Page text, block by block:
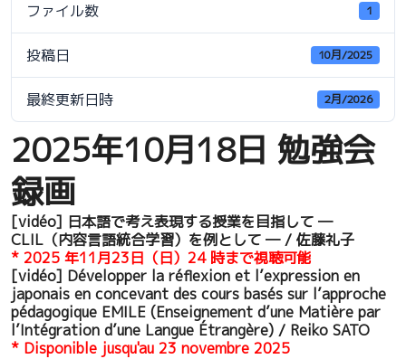
ファイル数 1
投稿日 10月/2025
最終更新日時 2月/2026
2025年10月18日 勉強会
録画
[vidéo] 日本語で考え表現する授業を目指して ―
CLIL（内容言語統合学習）を例として ― / 佐藤礼子
* 2025 年11月23日（日）24 時まで視聴可能
[vidéo] Développer la réflexion et l’expression en
japonais en concevant des cours basés sur l’approche
pédagogique EMILE (Enseignement d’une Matière par
l’Intégration d’une Langue Étrangère) / Reiko SATO
* Disponible jusqu'au 23 novembre 2025